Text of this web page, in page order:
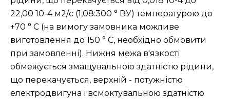
22,00 10-4 м2/с (1,08:300 ° ВУ) температурою до
+70 ° С (на вимогу замовника можливе
виготовлення до 150 ° С, необхідно обмовити
при замовленні). Нижня межа в'язкості
обмежується змащувальною здатністю рідини,
що перекачується, верхній - потужністю
електродвигуна і всмоктувальною здатністю